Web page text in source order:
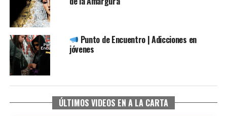
Punto de Encuentro | Adicciones en
jóvenes
ÚLTIMOS VIDEOS EN A LA CARTA